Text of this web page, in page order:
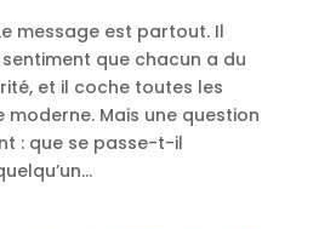
message est partout. Il
que chacun a du
et il coche toutes les
moderne. Mais une question
: que se passe-t-il